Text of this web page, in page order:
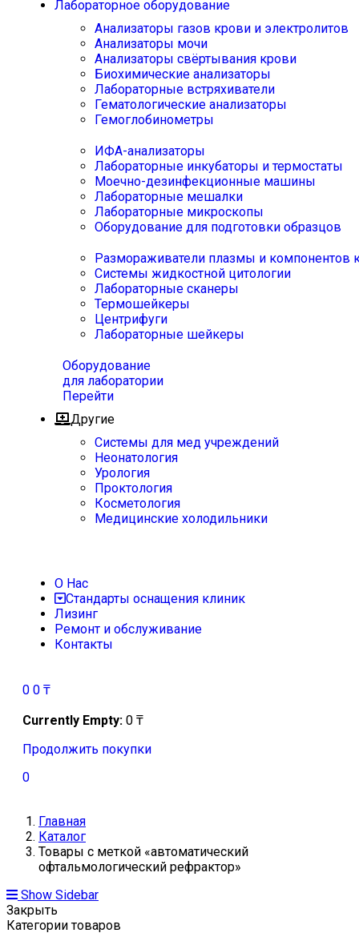
Лабораторное оборудование
Анализаторы газов крови и электролитов
Анализаторы мочи
Анализаторы свёртывания крови
Биохимические анализаторы
Лабораторные встряхиватели
Гематологические анализаторы
Гемоглобинометры
ИФА-анализаторы
Лабораторные инкубаторы и термостаты
Моечно-дезинфекционные машины
Лабораторные мешалки
Лабораторные микроскопы
Оборудование для подготовки образцов
Размораживатели плазмы и компонентов
Системы жидкостной цитологии
Лабораторные сканеры
Термошейкеры
Центрифуги
Лабораторные шейкеры
Оборудование
для лаборатории
Перейти
Другие
Системы для мед учреждений
Неонатология
Урология
Проктология
Косметология
Медицинские холодильники
О Нас
Стандарты оснащения клиник
Лизинг
Ремонт и обслуживание
Контакты
0 0 ₸
Currently Empty: 0 ₸
Продолжить покупки
0
Главная
Каталог
Товары с меткой «автоматический
офтальмологический рефрактор»
Show Sidebar
Закрыть
Категории товаров